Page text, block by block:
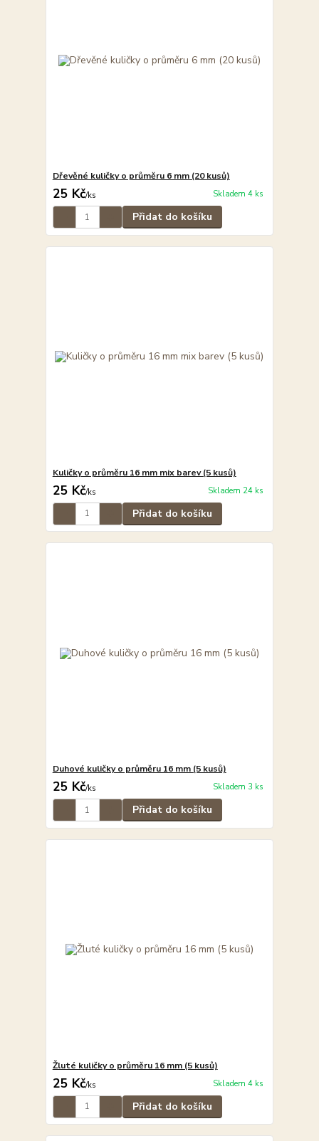
Dřevěné kuličky o průměru 6 mm (20 kusů)
25 Kč/ks Skladem 4 ks
Přidat do košíku
Kuličky o průměru 16 mm mix barev (5 kusů)
25 Kč/ks Skladem 24 ks
Přidat do košíku
Duhové kuličky o průměru 16 mm (5 kusů)
25 Kč/ks Skladem 3 ks
Přidat do košíku
Žluté kuličky o průměru 16 mm (5 kusů)
25 Kč/ks Skladem 4 ks
Přidat do košíku